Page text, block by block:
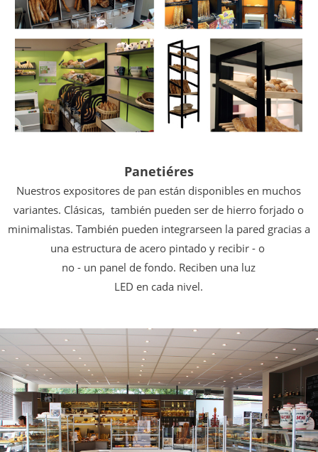
Panetiéres
Nuestros expositores de pan están disponibles en muchos
variantes. Clásicas,también pueden ser de hierro forjado o
minimalistas. También pueden integrarseen la pared gracias a
una estructura de acero pintado y recibir - o
no - un panel de fondo. Reciben una luz
LED en cada nivel.